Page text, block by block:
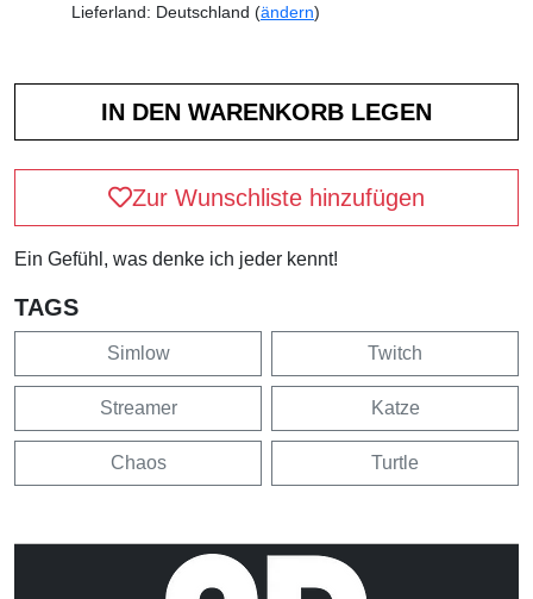
Lieferland: Deutschland (ändern)
Zur Wunschliste hinzufügen
Ein Gefühl, was denke ich jeder kennt!
TAGS
Simlow Twitch
Streamer Katze
Chaos Turtle